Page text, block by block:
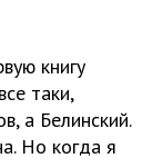
книгу
таки,
а Белинский.
Но когда я